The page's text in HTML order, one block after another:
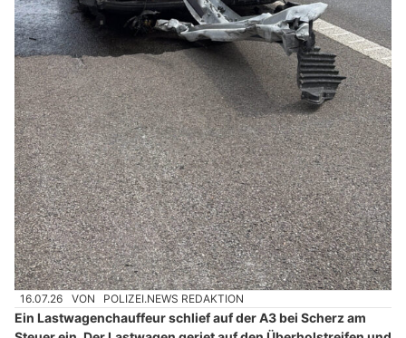
16.07.26 VON POLIZEI.NEWS REDAKTION
Ein Lastwagenchauffeur schlief auf der A3 bei Scherz am